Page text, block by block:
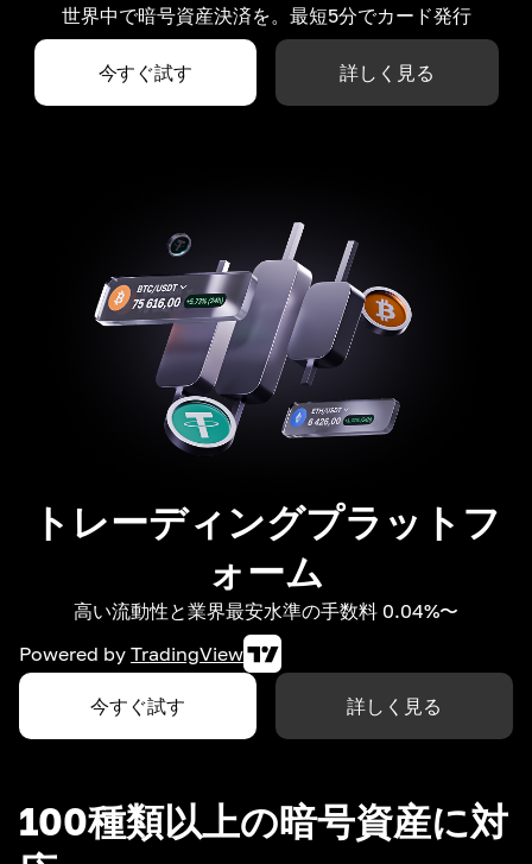
世界中で暗号資産決済を。最短5分でカード発行
今すぐ試す 詳しく見る
トレーディングプラットフ
ォーム
高い流動性と業界最安水準の手数料 0.04%〜
Powered by TradingView
今すぐ試す 詳しく見る
100種類以上の暗号資産に対